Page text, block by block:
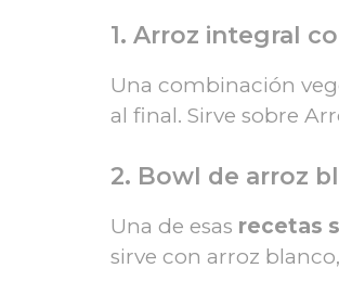
1. Arroz integral
Una combinación
al final. Sirve sobre
2. Bowl de arroz
Una de esas recetas
sirve con arroz